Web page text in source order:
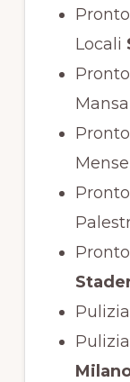
Locali
Mense